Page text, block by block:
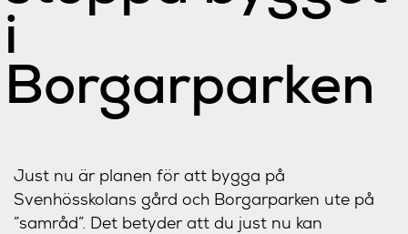
i
Borgarparken
Just nu är planen för att bygga på
Svenhösskolans gård och Borgarparken ute på
”samråd”. Det betyder att du just nu kan